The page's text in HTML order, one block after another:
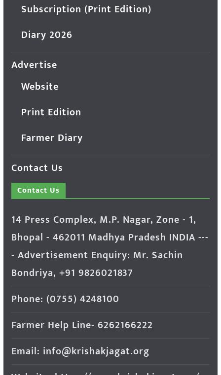
Subscription (Print Edition)
Diary 2026
Advertise
Website
Print Edition
Farmer Diary
Contact Us
Contact Us
14 Press Complex, M.P. Nagar, Zone - 1,
Bhopal - 462011 Madhya Pradesh INDIA ---
- Advertisement Enquiry: Mr. Sachin
Bondriya, +91 9826021837
Phone: (0755) 4248100
Farmer Help Line- 6262166222
Email: info@krishakjagat.org